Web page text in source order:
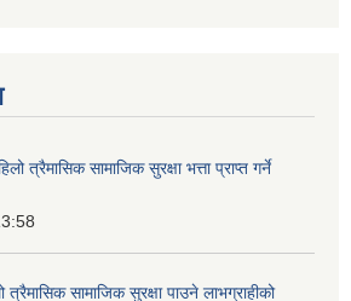
त्रैमासिक सामाजिक सुरक्षा भत्ता प्राप्त गर्ने
सामाजिक सुरक्षा पाउने लाभग्राहीको